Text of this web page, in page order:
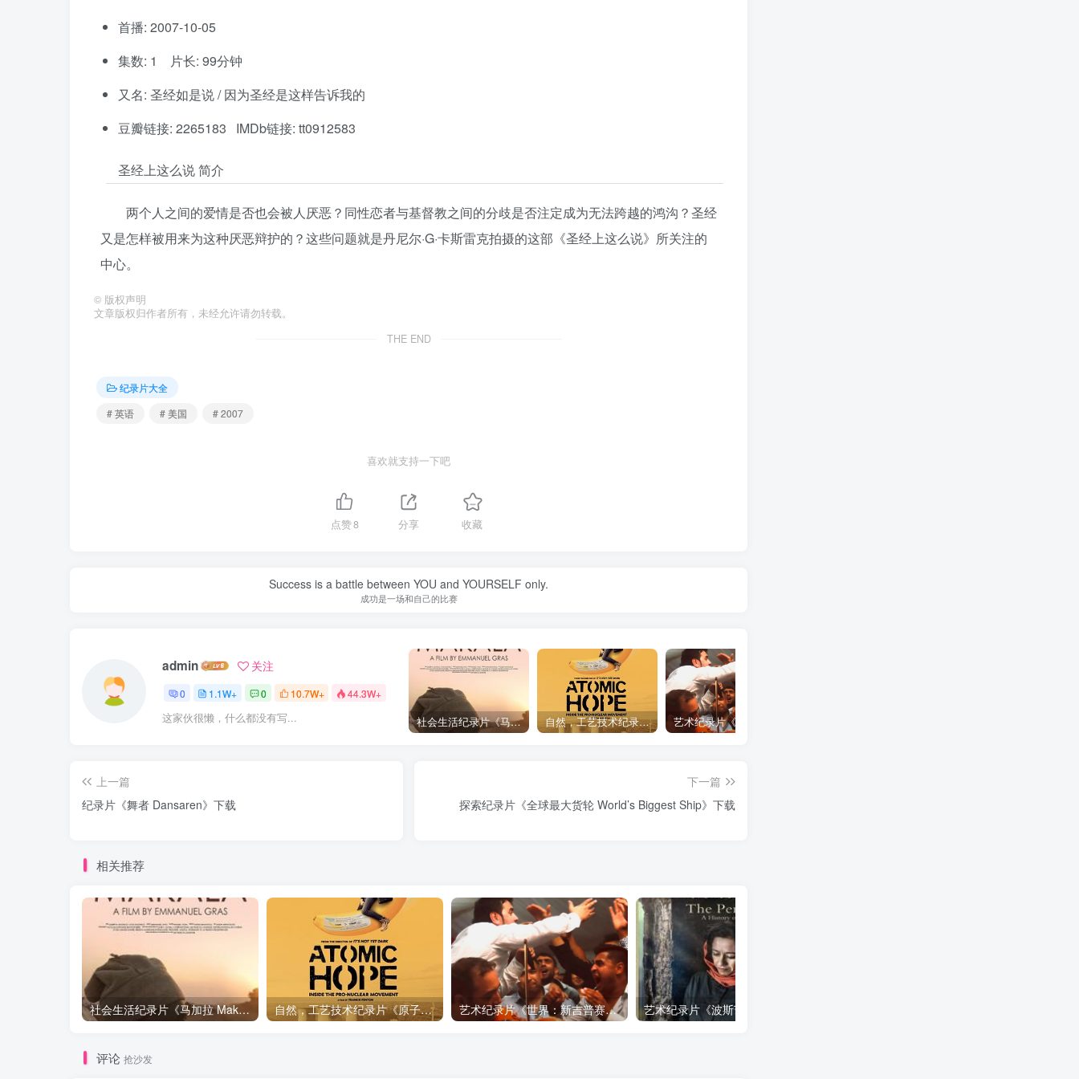
首播: 2007-10-05
集数: 1 片长: 99分钟
又名: 圣经如是说 / 因为圣经是这样告诉我的
豆瓣链接: 2265183 IMDb链接: tt0912583
圣经上这么说 简介
两个人之间的爱情是否也会被人厌恶？同性恋者与基督教之间的分歧是否注定成为无法跨越的鸿沟？圣经
又是怎样被用来为这种厌恶辩护的？这些问题就是丹尼尔·G·卡斯雷克拍摄的这部《圣经上这么说》所关注的
中心。
© 版权声明
文章版权归作者所有，未经允许请勿转载。
THE END
纪录片大全
# 英语
# 美国 # 2007
喜欢就支持一下吧
点赞8 分享 收藏
Success is a battle between YOU and YOURSELF only.
成功是一场和自己的比赛
admin 关注
0 1.1W+ 0 10.7W+ 44.3W+
这家伙很懒，什么都没有写... 社会生活纪录片《马加拉 Makala》下载 自然，工艺技术纪录片《原子能的希望 Atomic Hope – Inside the Pro-Nuclear Movement》下载
上一篇
纪录片《舞者 Dansaren》下载
下一篇
探索纪录片《全球最大货轮 World’s Biggest Ship》下载
相关推荐
社会生活纪录片《马加拉 Makala》下载 自然，工艺技术纪录片《原子能的希望 Atomic Hope – Inside the Pro-Nuclear Movement》下载 艺术纪录片《世界：新吉普赛之王 This World: The New Gypsy Kings》下载
评论 抢沙发